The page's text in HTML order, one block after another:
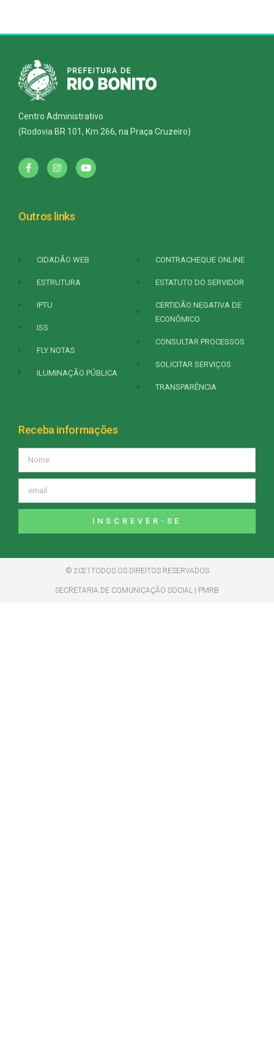
Centro Administrativo
(Rodovia BR 101, Km 266, na Praça Cruzeiro)
Outros links
CIDADÃO WEB
ESTRUTURA
IPTU
ISS
FLY NOTAS
ILUMINAÇÃO PÚBLICA
CONTRACHEQUE ONLINE
ESTATUTO DO SERVIDOR
CERTIDÃO NEGATIVA DE
ECONÔMICO
CONSULTAR PROCESSOS
SOLICITAR SERVIÇOS
TRANSPARÊNCIA
Receba informações
INSCREVER-SE
© 2021TODOS OS DIREITOS RESERVADOS
SECRETARIA DE COMUNICAÇÃO SOCIAL | PMRB